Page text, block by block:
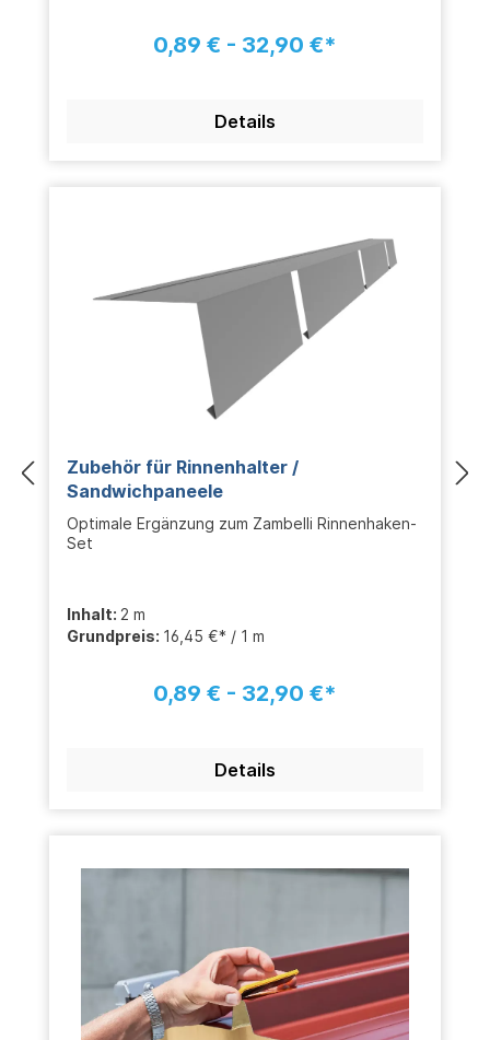
0,89 € - 32,90 €*
Details
Zubehör für Rinnenhalter /
Sandwichpaneele
Optimale Ergänzung zum Zambelli Rinnenhaken-
Set
Inhalt: 2 m
Grundpreis: 16,45 €* / 1 m
0,89 € - 32,90 €*
Details